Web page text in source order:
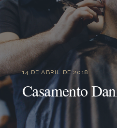
14 DE ABRIL DE 2018
Casamento